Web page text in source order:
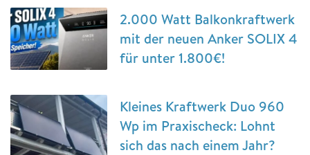
2.000 Watt Balkonkraftwerk
mit der neuen Anker SOLIX 4
für unter 1.800€!
Kleines Kraftwerk Duo 960
Wp im Praxischeck: Lohnt
sich das nach einem Jahr?